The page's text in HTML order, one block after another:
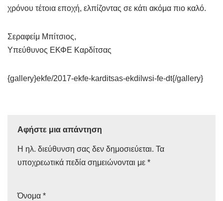
χρόνου τέτοια εποχή, ελπίζοντας σε κάτι ακόμα πιο καλό.
Σεραφείμ Μπίτσιος,
Υπεύθυνος ΕΚΦΕ Καρδίτσας
{gallery}ekfe/2017-ekfe-karditsas-ekdilwsi-fe-dt{/gallery}
Αφήστε μια απάντηση
Η ηλ. διεύθυνση σας δεν δημοσιεύεται. Τα
υποχρεωτικά πεδία σημειώνονται με *
Όνομα *